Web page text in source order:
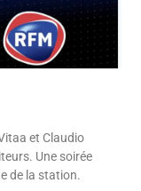
et Claudio
Une soirée
de la station.